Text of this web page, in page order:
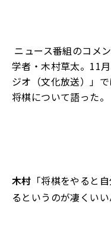
ニュース番組のコメ
学者・木村草太。11
ジオ（文化放送）」
将棋について語った。
木村 「将棋をやると
るというのが凄くい